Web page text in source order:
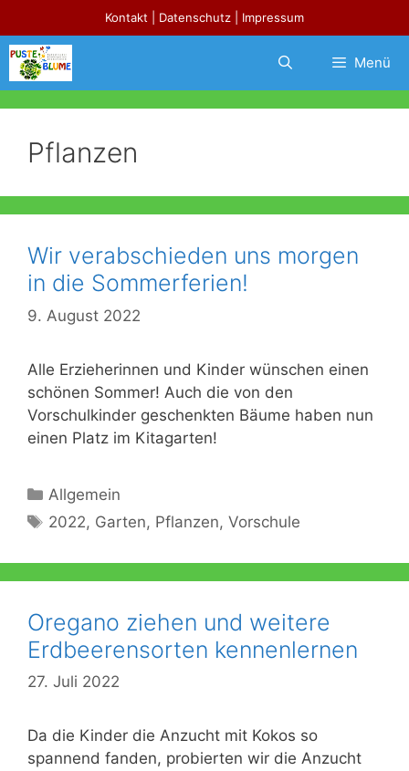
Inhalt
springen
Kontakt Datenschutz Impressum
Menü
Pflanzen
Wir verabschieden uns morgen
in die Sommerferien!
9. August 2022
Alle Erzieherinnen und Kinder wünschen einen
schönen Sommer! Auch die von den
Vorschulkinder geschenkten Bäume haben nun
einen Platz im Kitagarten!
Kategorien
Allgemein
Schlagwörter
2022, Garten, Pflanzen,Vorschule
Oregano ziehen und weitere
Erdbeerensorten kennenlernen
27. Juli 2022
Da die Kinder die Anzucht mit Kokos so
spannend fanden, probierten wir die Anzucht